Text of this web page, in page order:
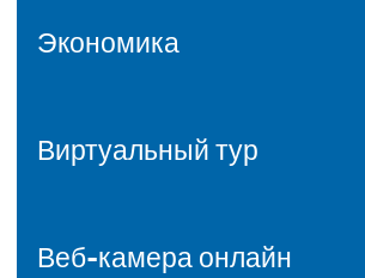
Экономика
Виртуальный тур
Веб-камера онлайн